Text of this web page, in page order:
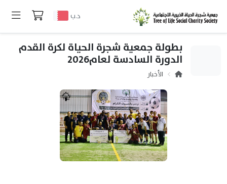
د.ب
بطولة جمعية شجرة الحياة لكرة القدم
الدورة السادسة لعام2026
الأخبار